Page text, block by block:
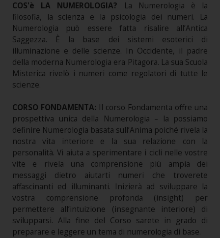
COS'è LA NUMEROLOGIA?
La Numerologia è la
filosofia, la scienza e la psicologia dei numeri. La
Numerologia può essere fatta risalire all’Antica
Saggezza. È la base dei sistemi esoterici di
illuminazione e delle scienze. In Occidente, il padre
della moderna Numerologia era Pitagora. La sua Scuola
Misterica rivelò i numeri come regolatori di tutte le
scienze.
CORSO FONDAMENTA: Il corso Fondamenta offre una
prospettiva unica della Numerologia – la possiamo
definire Numerologia basata sull’Anima poiché rivela la
nostra vita interiore e la sua relazione con la
personalità. Vi aiuta a sperimentare i cicli nelle vostre
vite e rivela una comprensione più ampia dei
messaggi dietro aiutarti numeri che troverete
affascinanti ed illuminanti. Inizierà ad sviluppare la
vostra comprensione profonda (insight) per
permettere all’intuizione (insegnante interiore) di
svilupparsi. Alla fine del Corso sarete in grado di
preparare e leggere un tema di numerologia di base.